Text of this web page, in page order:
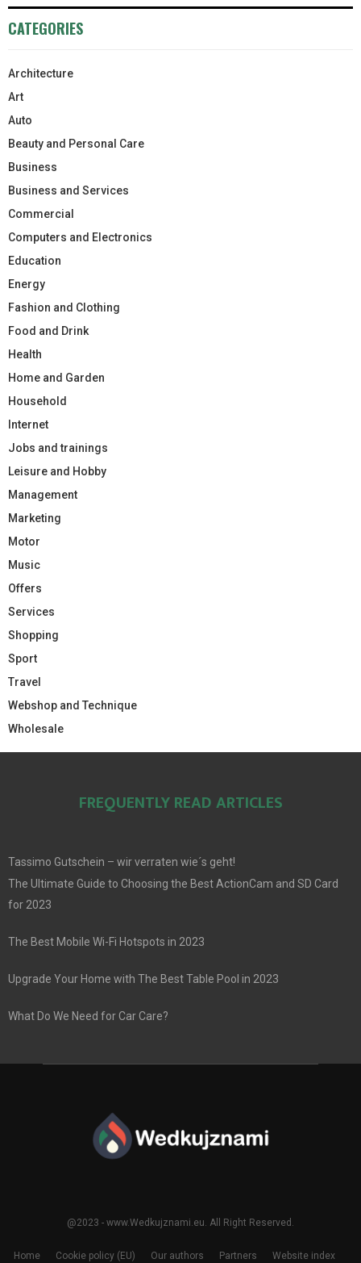
CATEGORIES
Architecture
Art
Auto
Beauty and Personal Care
Business
Business and Services
Commercial
Computers and Electronics
Education
Energy
Fashion and Clothing
Food and Drink
Health
Home and Garden
Household
Internet
Jobs and trainings
Leisure and Hobby
Management
Marketing
Motor
Music
Offers
Services
Shopping
Sport
Travel
Webshop and Technique
Wholesale
FREQUENTLY READ ARTICLES
Tassimo Gutschein – wir verraten wie´s geht!
The Ultimate Guide to Choosing the Best ActionCam and SD Card
for 2023
The Best Mobile Wi-Fi Hotspots in 2023
Upgrade Your Home with The Best Table Pool in 2023
What Do We Need for Car Care?
@2023 - www.Wedkujznami.eu. All Right Reserved.
Home Cookie policy (EU) Our authors Partners Website index